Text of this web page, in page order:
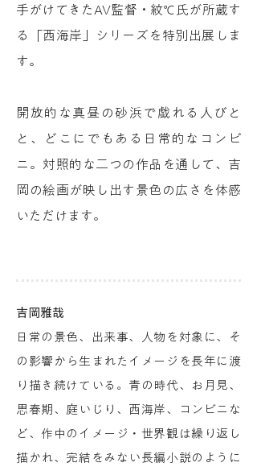
手がけてきたAV監督・紋℃氏が所蔵す
る「西海岸」シリーズを特別出展しま
す。
開放的な真昼の砂浜で戯れる人びと
と、どこにでもある日常的なコンビ
ニ。対照的な二つの作品を通して、吉
岡の絵画が映し出す景色の広さを体感
いただけます。
吉岡雅哉
日常の景色、出来事、人物を対象に、そ
の影響から生まれたイメージを長年に渡
り描き続けている。青の時代、お月見、
思春期、庭いじり、西海岸、コンビニな
ど、作中のイメージ・世界観は繰り返し
描かれ、完結をみない長編小説のように